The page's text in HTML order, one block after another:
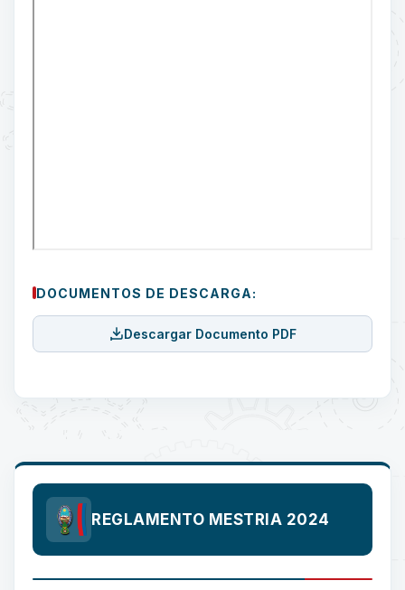
DOCUMENTOS DE DESCARGA:
Descargar Documento PDF
REGLAMENTO MESTRIA 2024